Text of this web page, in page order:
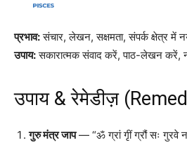
प्रभाव:संचार, लेखन, सक्षमता, संपर्क क्षेत्र में
उपाय:सकारात्मक संवाद करें, पाठ-लेखन करें,
उपाय & रेमेडीज़
गुरु मंत्र जाप— “ॐ ग्रां गृीं ग्रौं सः गुरवे